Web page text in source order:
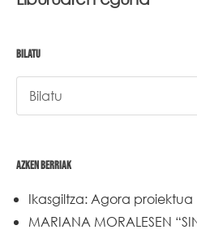
BILATU
AZKEN BERRIAK
Ikasgiltza: Agora proiektua
MARIANA MORALESEN